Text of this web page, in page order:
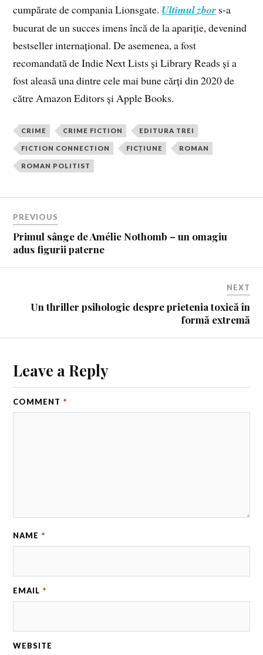
cumpărate de compania Lionsgate. Ultimul zbor s-a
bucurat de un succes imens încă de la apariție, devenind
bestseller internațional. De asemenea, a fost
recomandată de Indie Next Lists și Library Reads și a
fost aleasă una dintre cele mai bune cărți din 2020 de
către Amazon Editors și Apple Books.
CRIME CRIME FICTION EDITURA TREI
FICTION CONNECTION FICȚIUNE ROMAN
ROMAN POLITIST
PREVIOUS
Primul sânge de Amélie Nothomb – un omagiu
adus figurii paterne
NEXT
Un thriller psihologic despre prietenia toxică în
formă extremă
Leave a Reply
COMMENT *
NAME *
EMAIL *
WEBSITE